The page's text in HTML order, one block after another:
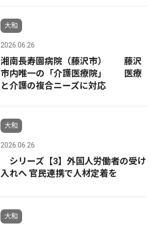
大和
2026.06.26
湘南長寿園病院（藤沢市） 藤沢
市内唯一の「介護医療院」 医療
と介護の複合ニーズに対応
大和
2026.06.26
シリーズ【3】外国人労働者の受け
入れへ 官民連携で人材定着を
大和